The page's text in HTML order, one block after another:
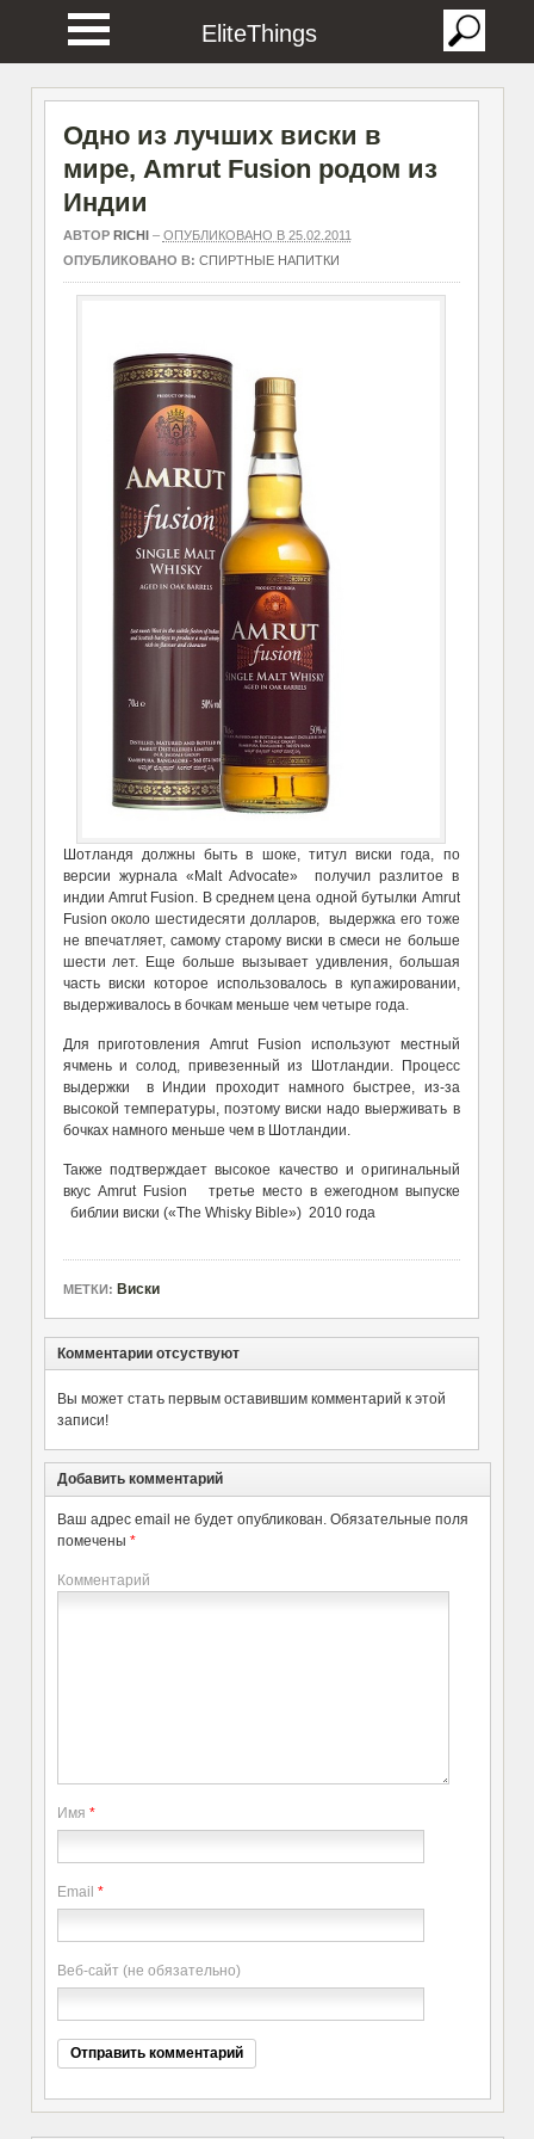
EliteThings
Одно из лучших виски в
мире, Amrut Fusion родом из
Индии
АВТОР RICHI– ОПУБЛИКОВАНО В 25.02.2011
ОПУБЛИКОВАНО В: СПИРТНЫЕ НАПИТКИ
Шотландя должны быть в шоке, титул виски года, по
версии журнала «Malt Advocate» получил разлитое в
индии Amrut Fusion. В среднем цена одной бутылки Amrut
Fusion около шестидесяти долларов, выдержка его тоже
не впечатляет, самому старому виски в смеси не больше
шести лет. Еще больше вызывает удивления, большая
часть виски которое использовалось в купажировании,
выдерживалось в бочкам меньше чем четыре года.
Для приготовления Amrut Fusion используют местный
ячмень и солод, привезенный из Шотландии. Процесс
выдержки в Индии проходит намного быстрее, из-за
высокой температуры, поэтому виски надо выерживать в
бочках намного меньше чем в Шотландии.
Также подтверждает высокое качество и оригинальный
вкус Amrut Fusion третье место в ежегодном выпуске
библии виски («The Whisky Bible») 2010 года
МЕТКИ: Виски
Комментарии отсуствуют
Вы может стать первым оставившим комментарий к этой
записи!
Добавить комментарий
Ваш адрес email не будет опубликован. Обязательные поля
помечены *
Комментарий
Имя *
Email *
Веб-сайт (не обязательно)